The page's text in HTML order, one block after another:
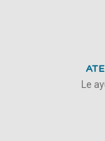
Le